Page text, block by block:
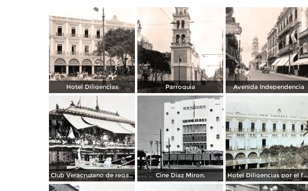
Hotel Diligencias Parroquia Avenida Independencia
Club Veracruzano de regatas. Cine Diaz Miron. Hotel Diligencias por el fotografo Walter E Hadsell. ( Circulada el 17 de Febrero de 1914 ).